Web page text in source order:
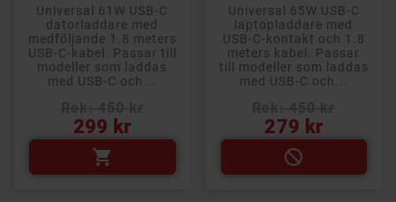
Universal 61W USB-C
datorladdare med
medföljande 1.8 meters
USB-C-kabel. Passar till
modeller som laddas
med USB-C och...
299 kr

Universal 65W USB-C
laptopladdare med
USB-C-kontakt och 1.8
meters kabel. Passar
till modeller som laddas
med USB-C och...
279 kr
